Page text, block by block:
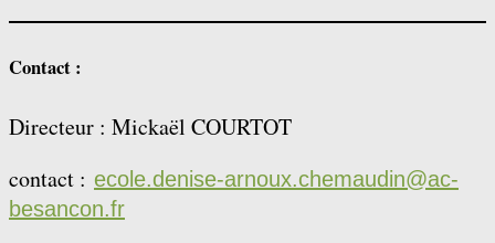
Contact :
Directeur : Mickaël COURTOT
contact : ecole.denise-arnoux.chemaudin@ac-
besancon.fr